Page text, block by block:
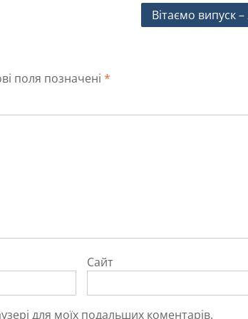
Вітаємо випуск –
поля позначені *
Сайт
для моїх подальших коментарів.